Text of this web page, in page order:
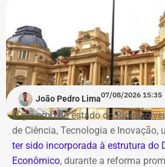
João Pedro Lima07/08/2026 15:35
O governo do estado do Rio
de Ciência, Tecnologia e Inovação,
ter sido incorporada à estrutura do
Econômico, durante a reforma